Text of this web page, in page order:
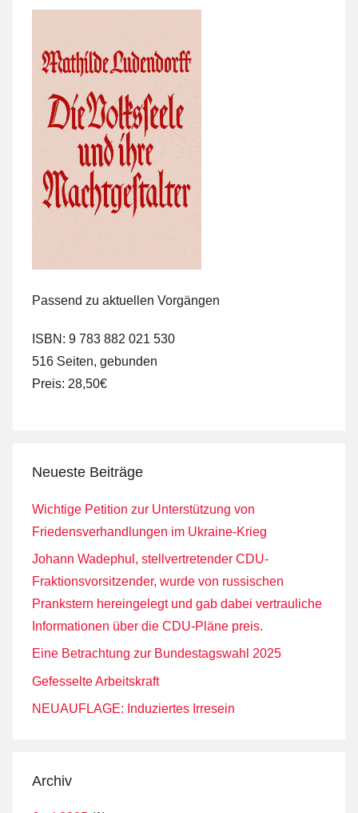
Passend zu aktuellen Vorgängen
ISBN: 9 783 882 021 530
516 Seiten, gebunden
Preis: 28,50€
Neueste Beiträge
Wichtige Petition zur Unterstützung von
Friedensverhandlungen im Ukraine-Krieg
Johann Wadephul, stellvertretender CDU-
Fraktionsvorsitzender, wurde von russischen
Prankstern hereingelegt und gab dabei vertrauliche
Informationen über die CDU-Pläne preis.
Eine Betrachtung zur Bundestagswahl 2025
Gefesselte Arbeitskraft
NEUAUFLAGE: Induziertes Irresein
Archiv